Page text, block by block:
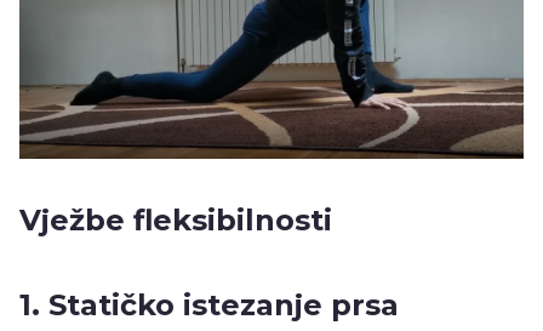
Vježbe fleksibilnosti
1. Statičko istezanje prsa